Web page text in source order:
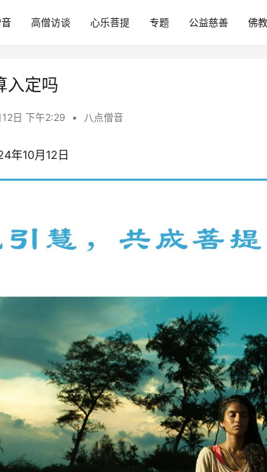
高僧访谈 心乐菩提 专题 公益慈善 佛
入定吗
日 下午2:29 • 八点僧音
年10月12日